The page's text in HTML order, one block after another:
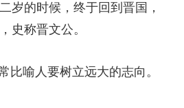
岁的时候，终于回到晋国，
史称晋文公。
比喻人要树立远大的志向。